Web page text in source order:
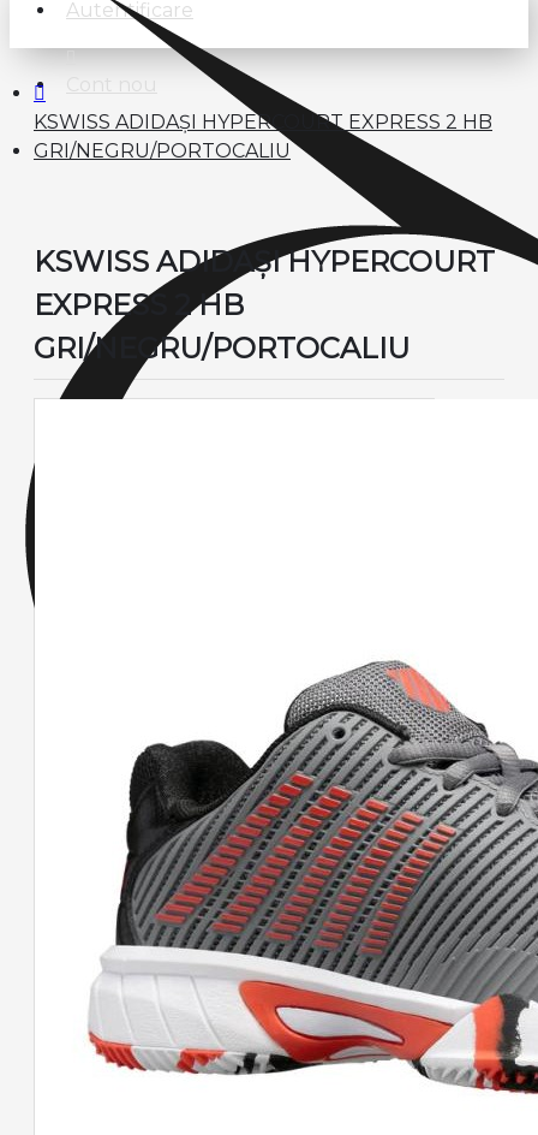
Autentificare
KSWISS ADIDAȘI HYPERCOURT EXPRESS 2 HB
GRI/NEGRU/PORTOCALIU
KSWISS ADIDAȘI HYPERCOURT
EXPRESS 2 HB
GRI/NEGRU/PORTOCALIU